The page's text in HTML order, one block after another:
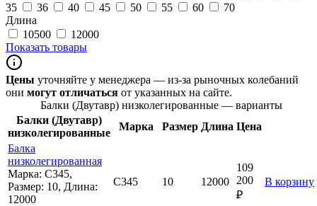
35
36 40 45 50 55 60
70
Длина
10500
12000
Показать товары
Цены уточняйте у менеджера — из-за рыночных колебаний
они могут отличаться от указанных на сайте.
Балки (Двутавр) низколегированные — варианты
Балки (Двутавр)
низколегированные
Марка Размер Длина Цена
Балка
низколегированная
Марка: С345,
Размер: 10, Длина:
12000
С345 10 12000
109
200
₽
В корзину